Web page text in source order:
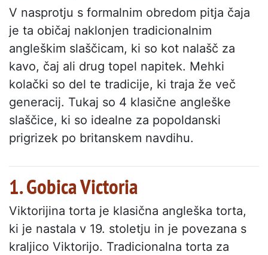
V nasprotju s formalnim obredom pitja čaja
je ta običaj naklonjen tradicionalnim
angleškim slaščicam, ki so kot nalašč za
kavo, čaj ali drug topel napitek. Mehki
kolački so del te tradicije, ki traja že več
generacij. Tukaj so 4 klasične angleške
slaščice, ki so idealne za popoldanski
prigrizek po britanskem navdihu.
1. Gobica Victoria
Viktorijina torta je klasična angleška torta,
ki je nastala v 19. stoletju in je povezana s
kraljico Viktorijo. Tradicionalna torta za